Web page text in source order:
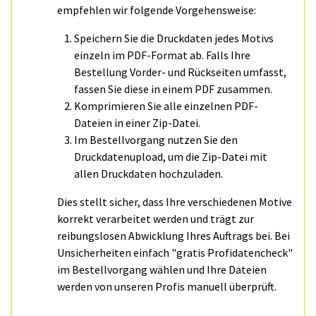
empfehlen wir folgende Vorgehensweise:
Speichern Sie die Druckdaten jedes Motivs
einzeln im PDF-Format ab. Falls Ihre
Bestellung Vorder- und Rückseiten umfasst,
fassen Sie diese in einem PDF zusammen.
Komprimieren Sie alle einzelnen PDF-
Dateien in einer Zip-Datei.
Im Bestellvorgang nutzen Sie den
Druckdatenupload, um die Zip-Datei mit
allen Druckdaten hochzuladen.
Dies stellt sicher, dass Ihre verschiedenen Motive
korrekt verarbeitet werden und trägt zur
reibungslosen Abwicklung Ihres Auftrags bei. Bei
Unsicherheiten einfach "gratis Profidatencheck"
im Bestellvorgang wählen und Ihre Dateien
werden von unseren Profis manuell überprüft.